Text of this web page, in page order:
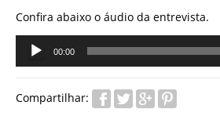
Confira abaixo o áudio da entrevista.
Tocador
áudio
00:00
Compartilhar: